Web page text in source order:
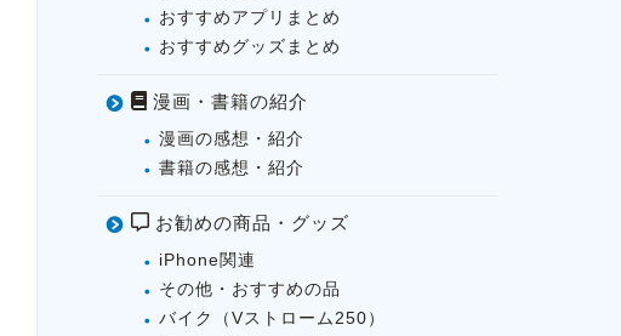
おすすめアプリまとめ
おすすめグッズまとめ
漫画・書籍の紹介
漫画の感想・紹介
書籍の感想・紹介
お勧めの商品・グッズ
iPhone関連
その他・おすすめの品
バイク（Vストローム250）